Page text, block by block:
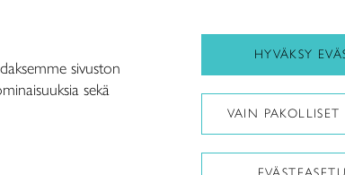
Käsityöohjeet
Me olemme Taito
sivuston
sekä
HYVÄKSY
VAIN PAKOLLISET